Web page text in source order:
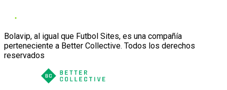
Bolavip, al igual que Futbol Sites, es una compañía
perteneciente a Better Collective. Todos los derechos
reservados